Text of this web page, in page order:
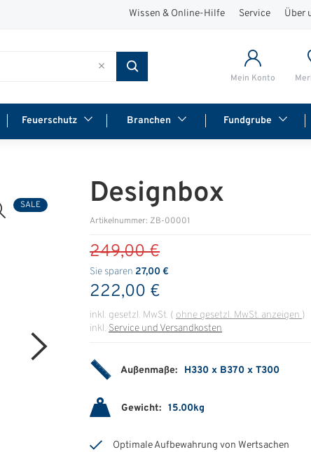
Wissen & Online-Hilfe Service Über
Mein Konto
Feuerschutz Branchen Fundgrube
SALE Designbox
Artikelnummer: ZB-00001
249,00 €
Sie sparen 27,00 €
222,00 €
inkl. gesetzl. MwSt. ( ohne gesetzl. MwSt. anzeigen )
inkl. Service und Versandkosten
Außenmaße: H330 x B370 x T300
Gewicht: 15.00kg
Optimale Aufbewahrung von Wertsachen